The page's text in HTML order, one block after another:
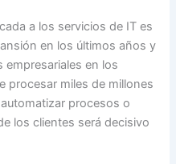
a los servicios de IT es
en los últimos años y
empresariales en los
procesar miles de millones
procesos o
los clientes será decisivo